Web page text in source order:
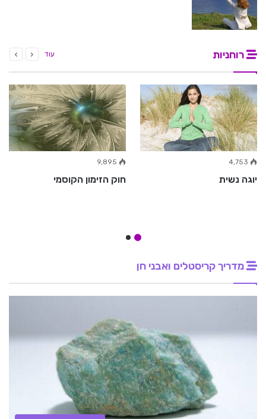
רוחניות עוד
4,753
יוגה נשית
9,895
חוק הזימון הקוסמי
מדריך קריסטלים ואבני חן